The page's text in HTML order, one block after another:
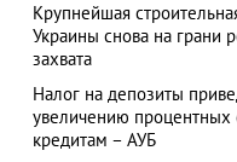
Крупнейшая
Украины снова на грани
захвата
Налог на депозиты
увеличению процентных
кредитам – АУБ